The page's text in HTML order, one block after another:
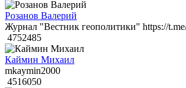
Розанов Валерий
Журнал "Вестник геополитики" https://
4752485
Каймин Михаил
mkaymin2000
4516050